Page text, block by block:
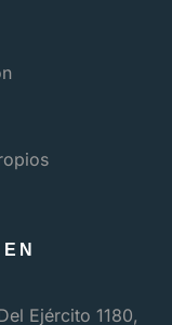
Ejército 1180,